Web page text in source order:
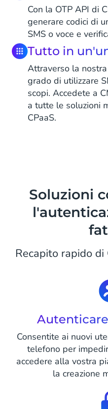
Con la OTP API di
generare codici di
SMS o voce e
Tutto in
Attraverso la
grado di utilizzare
scopi. Accedete a
a tutte le soluzioni
CPaaS.
Soluzioni
Recapito rapido di
Consentite ai nuovi
telefono per
accedere alla vostra
la creazione